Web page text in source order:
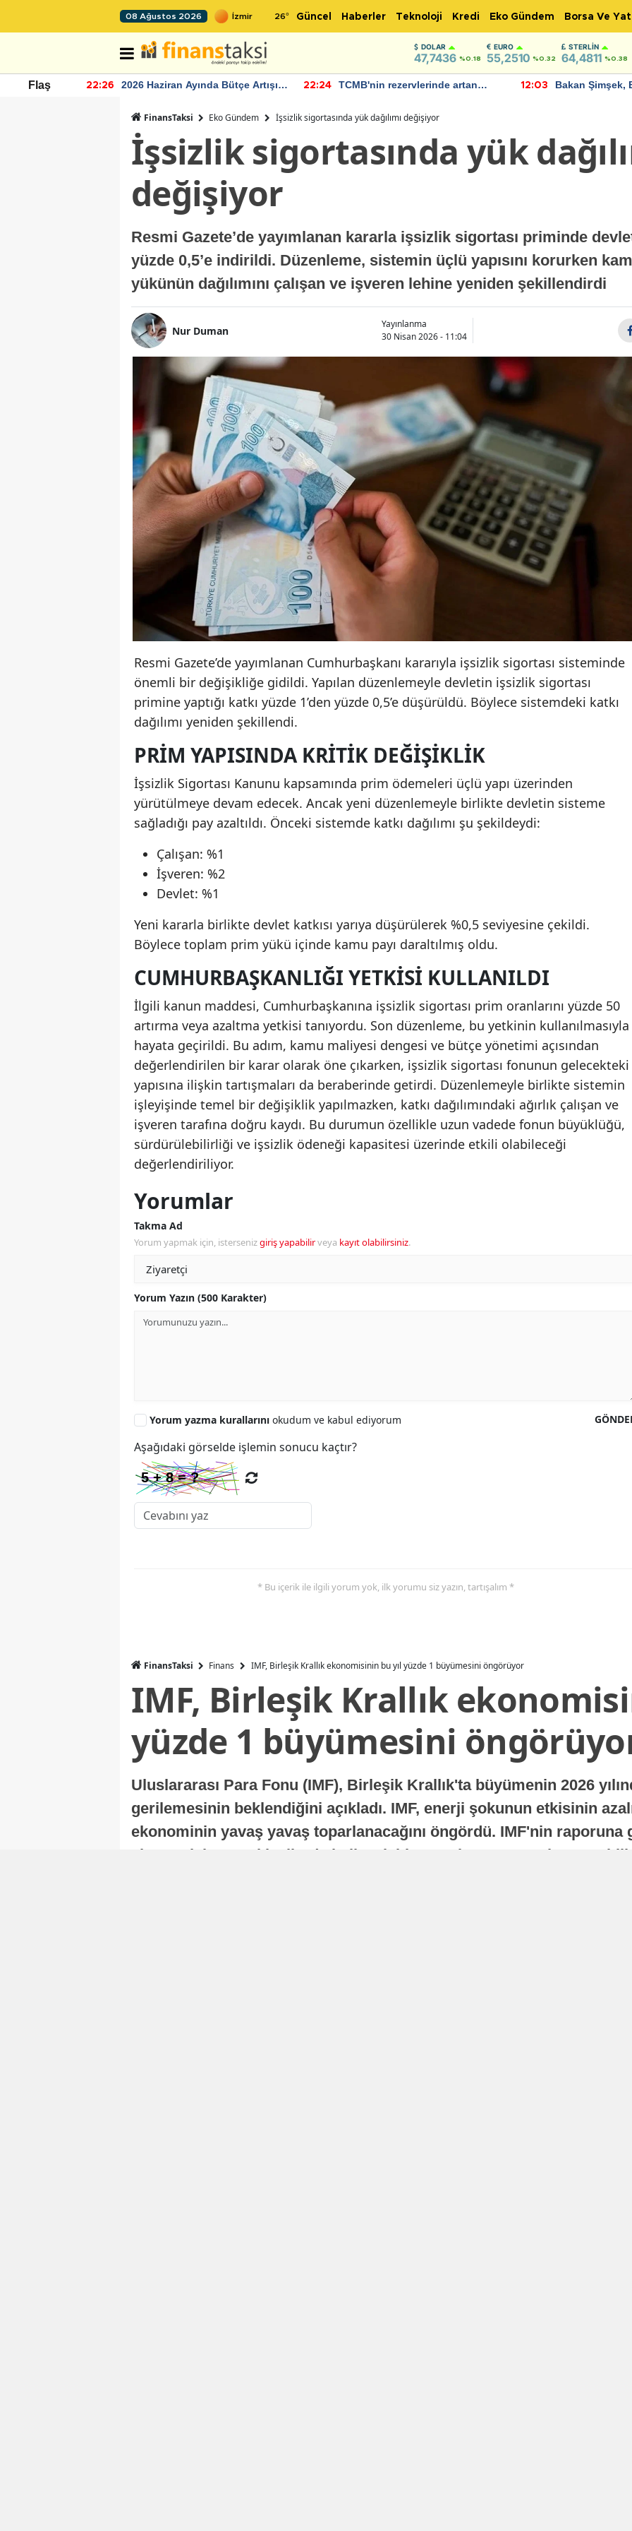
08 Ağustos 2026 26° Güncel Haberler Teknoloji Kredi Eko Gündem Borsa Ve
DOLAR
47,7436 %0.18
EURO
55,2510 %0.32
STERLIN
64,4811 %0.38
Flaş 22:26
2026 Haziran Ayında Bütçe Artışı
22:24
TCMB'nin rezervlerinde artan
12:03
Bakan Şimşek,
FinansTaksi Eko Gündem İşsizlik sigortasında yük dağılımı değişiyor
İşsizlik sigortasında yük
değişiyor
Resmi Gazete’de yayımlanan kararla işsizlik sigortası priminde
yüzde 0,5’e indirildi. Düzenleme, sistemin üçlü yapısını korurken
yükünün dağılımını çalışan ve işveren lehine yeniden şekillendirdi
Nur Duman
Yayınlanma
30 Nisan 2026 - 11:04
Resmi Gazete’de yayımlanan Cumhurbaşkanı kararıyla işsizlik sigortası sisteminde
önemli bir değişikliğe gidildi. Yapılan düzenlemeyle devletin işsizlik sigortası
primine yaptığı katkı yüzde 1’den yüzde 0,5’e düşürüldü. Böylece sistemdeki katkı
dağılımı yeniden şekillendi.
PRIM YAPISINDA KRITIK DEĞIŞIKLIK
İşsizlik Sigortası Kanunu kapsamında prim ödemeleri üçlü yapı üzerinden
yürütülmeye devam edecek. Ancak yeni düzenlemeyle birlikte devletin sisteme
sağladığı pay azaltıldı. Önceki sistemde katkı dağılımı şu şekildeydi:
Çalışan: %1
İşveren: %2
Devlet: %1
Yeni kararla birlikte devlet katkısı yarıya düşürülerek %0,5 seviyesine çekildi.
Böylece toplam prim yükü içinde kamu payı daraltılmış oldu.
CUMHURBAŞKANLIĞI YETKISI KULLANILDI
İlgili kanun maddesi, Cumhurbaşkanına işsizlik sigortası prim oranlarını yüzde 50
artırma veya azaltma yetkisi tanıyordu. Son düzenleme, bu yetkinin kullanılmasıyla
hayata geçirildi. Bu adım, kamu maliyesi dengesi ve bütçe yönetimi açısından
değerlendirilen bir karar olarak öne çıkarken, işsizlik sigortası fonunun gelecekteki
yapısına ilişkin tartışmaları da beraberinde getirdi. Düzenlemeyle birlikte sistemin
işleyişinde temel bir değişiklik yapılmazken, katkı dağılımındaki ağırlık çalışan ve
işveren tarafına doğru kaydı. Bu durumun özellikle uzun vadede fonun büyüklüğü,
sürdürülebilirliği ve işsizlik ödeneği kapasitesi üzerinde etkili olabileceği
değerlendiriliyor.
Yorumlar
Takma Ad
Yorum yapmak için, istersenizgiriş yapabilirveya kayıt olabilirsiniz.
Yorum Yazın (500 Karakter)
Yorum yazma kurallarını okudum ve kabul ediyorum
Aşağıdaki görselde işlemin sonucu kaçtır?
* Bu içerik ile ilgili yorum yok, ilk yorumu siz yazın, tartışalım *
FinansTaksi Finans IMF, Birleşik Krallık ekonomisinin bu yıl yüzde 1 büyümesini öngörüyor
IMF, Birleşik Krallık
yüzde 1 büyümesini
Uluslararası Para Fonu (IMF), Birleşik Krallık'ta büyümenin 2026
gerilemesinin beklendiğini açıkladı. IMF, enerji şokunun etkisinin
ekonominin yavaş yavaş toparlanacağını öngördü. IMF'nin raporuna
ekonomisi, sonraki yıllarda istikrarlı bir toparlanma süreci